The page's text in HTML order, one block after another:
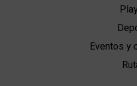
Eventos y